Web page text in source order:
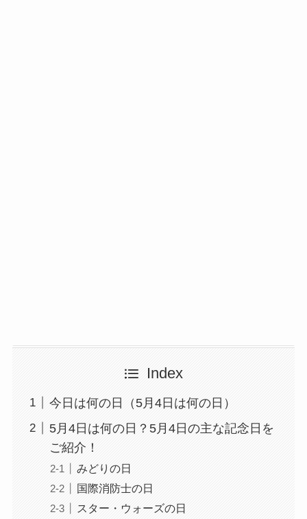
Index
今日は何の日（5月4日は何の日）
5月4日は何の日？5月4日の主な記念日を
ご紹介！
みどりの日
国際消防士の日
スター・ウォーズの日